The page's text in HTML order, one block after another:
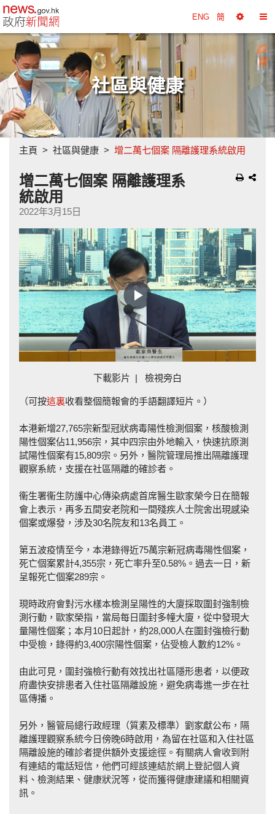
政府新聞網主頁 ENG 簡
擇
換
目
錄
社區與健康
主頁 社區與健康 增二萬七個案 隔離護理系統啟用
增二萬七個案 隔離護理系
統啟用
2022年3月15日
Play
Video
下載影片 | 檢視旁白
（可按這裏收看整個簡報會的手語翻譯短片。）
本港新增27,765宗新型冠狀病毒陽性檢測個案，核酸檢測
陽性個案佔11,956宗，其中四宗由外地輸入，快速抗原測
試陽性個案有15,809宗。另外，醫院管理局推出隔離護理
觀察系統，支援在社區隔離的確診者。
衞生署衞生防護中心傳染病處首席醫生歐家榮今日在簡報
會上表示，再多五間安老院和一間殘疾人士院舍出現感染
個案或爆發，涉及30名院友和13名員工。
第五波疫情至今，本港錄得近75萬宗新冠病毒陽性個案，
死亡個案累計4,355宗，死亡率升至0.58%。過去一日，新
呈報死亡個案289宗。
現時政府會對污水樣本檢測呈陽性的大廈採取圍封強制檢
測行動，歐家榮指，當局每日圍封多幢大廈，從中發現大
量陽性個案；本月10日起計，約28,000人在圍封強檢行動
中受檢，錄得約3,400宗陽性個案，佔受檢人數約12%。
由此可見，圍封強檢行動有效找出社區隱形患者，以便政
府盡快安排患者入住社區隔離設施，避免病毒進一步在社
區傳播。
另外，醫管局總行政經理（質素及標準）劉家獻公布，隔
離護理觀察系統今日傍晚6時啟用，為留在社區和入住社區
隔離設施的確診者提供額外支援途徑。有關病人會收到附
有連結的電話短信，他們可經該連結於網上登記個人資
料、檢測結果、健康狀況等，從而獲得健康建議和相關資
訊。